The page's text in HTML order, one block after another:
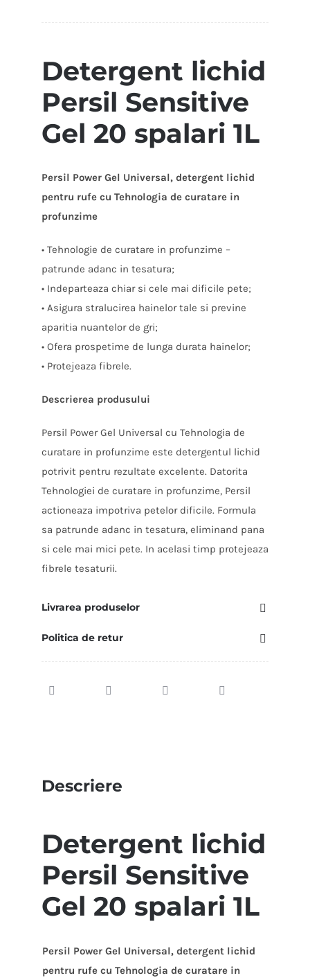
Detergent lichid
Persil Sensitive
Gel 20 spalari 1L
Persil Power Gel Universal, detergent lichid
pentru rufe cu Tehnologia de curatare in
profunzime
• Tehnologie de curatare in profunzime –
patrunde adanc in tesatura;
• Indeparteaza chiar si cele mai dificile pete;
• Asigura stralucirea hainelor tale si previne
aparitia nuantelor de gri;
• Ofera prospetime de lunga durata hainelor;
• Protejeaza fibrele.
Descrierea produsului
Persil Power Gel Universal cu Tehnologia de
curatare in profunzime este detergentul lichid
potrivit pentru rezultate excelente. Datorita
Tehnologiei de curatare in profunzime, Persil
actioneaza impotriva petelor dificile. Formula
sa patrunde adanc in tesatura, eliminand pana
si cele mai mici pete. In acelasi timp protejeaza
fibrele tesaturii.
Livrarea produselor
Politica de retur
Descriere
Detergent lichid
Persil Sensitive
Gel 20 spalari 1L
Persil Power Gel Universal, detergent lichid
pentru rufe cu Tehnologia de curatare in